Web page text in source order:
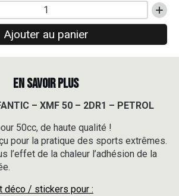
Ajouter au panier
EN SAVOIR PLUS
– XMF 50 – 2DR1 – PETROL
50cc, de haute qualité !
pour la pratique des sports extrêmes.
l’effet de la chaleur l’adhésion de la
déco / stickers pour :